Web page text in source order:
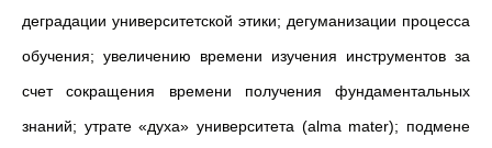
деградации университетской этики; дегуманизации процесса
обучения; увеличению времени изучения инструментов за
счет сокращения времени получения фундаментальных
знаний; утрате «духа» университета (alma mater); подмене